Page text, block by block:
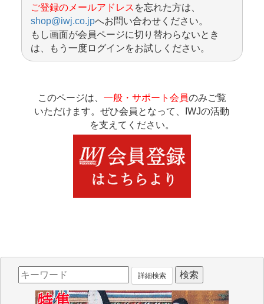
ご登録のメールアドレス を忘れた方は、
shop@iwj.co.jpへお問い合わせください。
もし画面が会員ページに切り替わらないとき
は、もう一度ログインをお試しください。
このページは、 一般・サポート会員のみご覧
いただけます。ぜひ会員となって、IWJの活動
を支えてください。
詳細検索